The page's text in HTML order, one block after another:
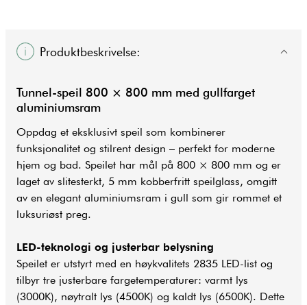
Produktbeskrivelse:
Tunnel-speil 800 × 800 mm med gullfarget
aluminiumsram
Oppdag et eksklusivt speil som kombinerer
funksjonalitet og stilrent design – perfekt for moderne
hjem og bad. Speilet har mål på 800 × 800 mm og er
laget av slitesterkt, 5 mm kobberfritt speilglass, omgitt
av en elegant aluminiumsram i gull som gir rommet et
luksuriøst preg.
LED-teknologi og justerbar belysning
Speilet er utstyrt med en høykvalitets 2835 LED-list og
tilbyr tre justerbare fargetemperaturer: varmt lys
(3000K), nøytralt lys (4500K) og kaldt lys (6500K). Dette